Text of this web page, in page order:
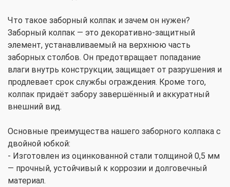
Что такое заборный колпак и зачем он нужен?
Заборный колпак — это декоративно-защитный
элемент, устанавливаемый на верхнюю часть
заборных столбов. Он предотвращает попадание
влаги внутрь конструкции, защищает от разрушения и
продлевает срок службы ограждения. Кроме того,
колпак придаёт забору завершённый и аккуратный
внешний вид.
Основные преимущества нашего заборного колпака с
двойной юбкой:
- Изготовлен из оцинкованной стали толщиной 0,5 мм
— прочный, устойчивый к коррозии и долговечный
материал.